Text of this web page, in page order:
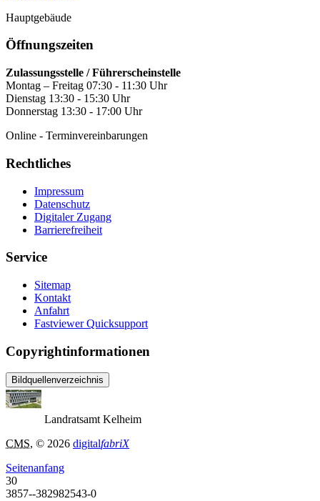
Hauptgebäude
Öffnungszeiten
Zulassungsstelle / Führerscheinstelle
Montag – Freitag 07:30 - 11:30 Uhr
Dienstag 13:30 - 15:30 Uhr
Donnerstag 13:30 - 17:00 Uhr
Online - Terminvereinbarungen
Rechtliches
Impressum
Datenschutz
Digitaler Zugang
Barrierefreiheit
Service
Sitemap
Kontakt
Anfahrt
Fastviewer Quicksupport
Copyrightinformationen
Bildquellenverzeichnis
Landratsamt Kelheim
CMS, © 2026 digitalfabriX
Seitenanfang
30
3857--382982543-0